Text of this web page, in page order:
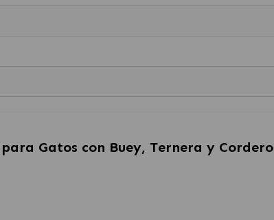
Gatos con Buey, Ternera y Cordero